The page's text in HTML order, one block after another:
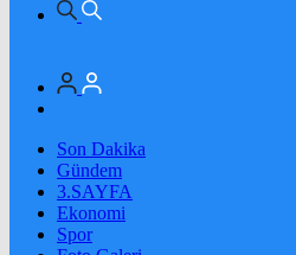
Son Dakika
Gündem
3.SAYFA
Ekonomi
Spor